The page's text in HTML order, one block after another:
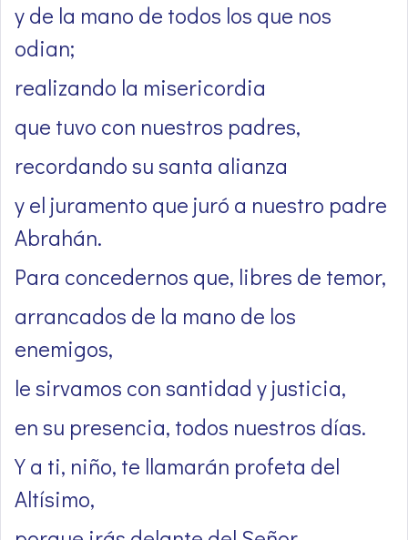
y de la mano de todos los que nos
odian;
realizando la misericordia
que tuvo con nuestros padres,
recordando su santa alianza
y el juramento que juró a nuestro padre
Abrahán.
Para concedernos que, libres de temor,
arrancados de la mano de los
enemigos,
le sirvamos con santidad y justicia,
en su presencia, todos nuestros días.
Y a ti, niño, te llamarán profeta del
Altísimo,